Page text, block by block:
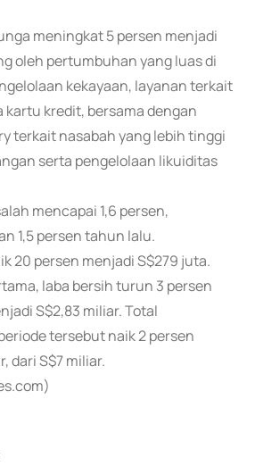
meningkat 5 persen menjadi
oleh pertumbuhan yang luas di
kekayaan, layanan terkait
kartu kredit, bersama dengan
terkait nasabah yang lebih tinggi
serta pengelolaan likuiditas
mencapai 1,6 persen,
1,5 persen tahun lalu.
20 persen menjadi S$279 juta.
laba bersih turun 3 persen
S$2,83 miliar. Total
tersebut naik 2 persen
dari S$7 miliar.